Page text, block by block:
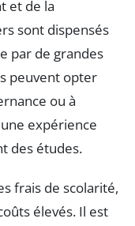
et de la
sont dispensés
par de grandes
peuvent opter
ou à
expérience
des études.
frais de scolarité,
élevés. Il est